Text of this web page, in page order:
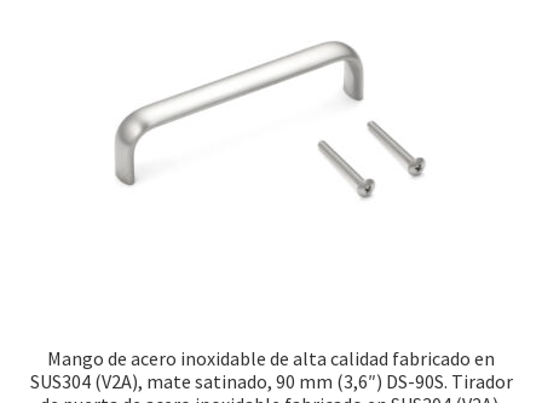
Mango de acero inoxidable de alta calidad fabricado en
SUS304 (V2A), mate satinado, 90 mm (3,6″) DS-90S. Tirador